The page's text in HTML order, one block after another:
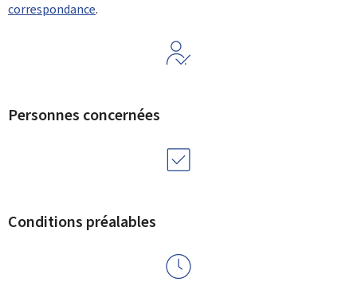
correspondance.
Personnes concernées
Conditions préalables